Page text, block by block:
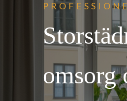
omsorg